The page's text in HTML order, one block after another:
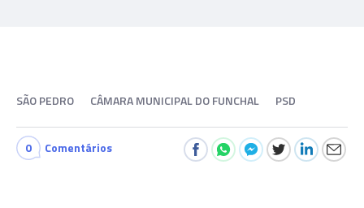
SÃO PEDRO CÂMARA MUNICIPAL DO FUNCHAL PSD
0 Comentários